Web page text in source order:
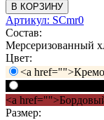
В КОРЗИНУ
Артикул: SCmr0
Состав:
Мерсеризованный
Цвет:
<a
<a
Размер: